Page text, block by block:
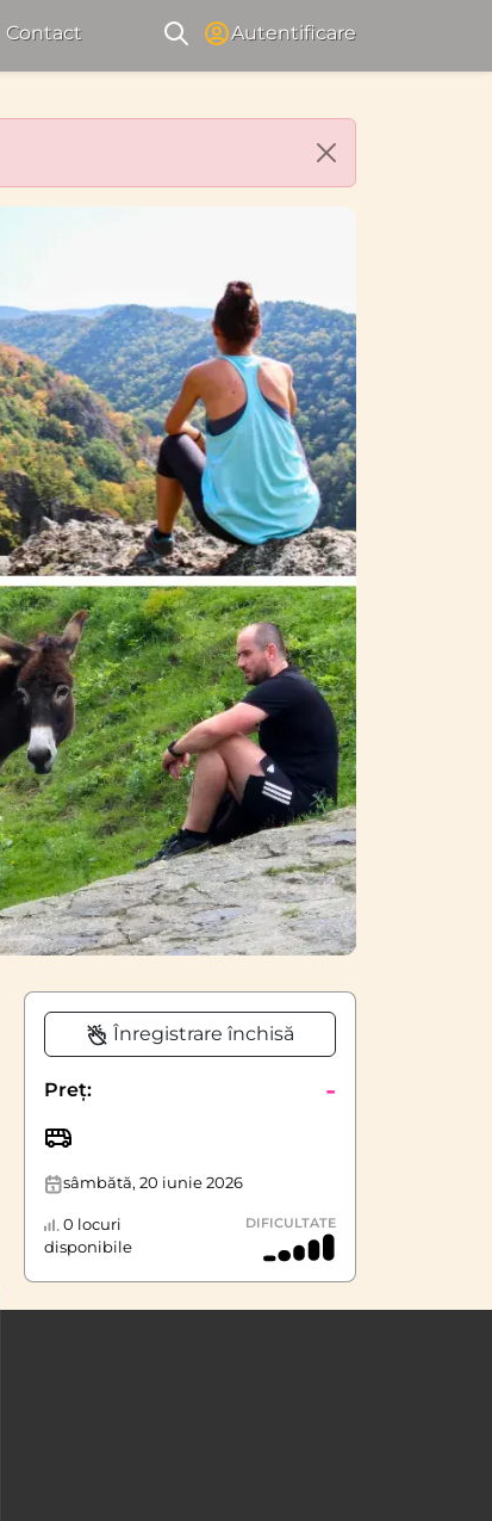
Contact Autentificare
Înregistrare închisă
Preț: -
sâmbătă, 20 iunie 2026
0 locuri
disponibile
DIFICULTATE